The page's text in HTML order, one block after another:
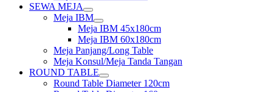
SEWA MEJA
Show
sub
menu
Meja IBM
Show
sub
menu
Meja IBM 45x180cm
Meja IBM 60x180cm
Meja Panjang/Long Table
Meja Konsul/Meja Tanda Tangan
ROUND TABLE
Show
sub
Round Table Diameter 120cm